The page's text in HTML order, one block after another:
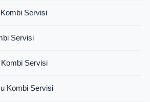
Servisi
Servisi
Kombi Servisi
Kombi Servisi